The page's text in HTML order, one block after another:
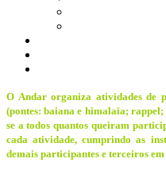
O Andar organiza atividades de
(pontes: baiana e himalaia;
se a todos quantos queiram
cada atividade, cumprindo as
demais participantes e terceiros